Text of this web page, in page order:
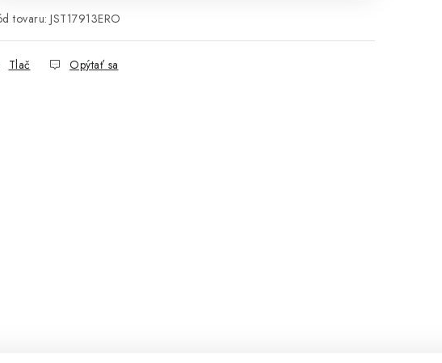
tovaru: JST17913ERO
Tlač Opýtať sa